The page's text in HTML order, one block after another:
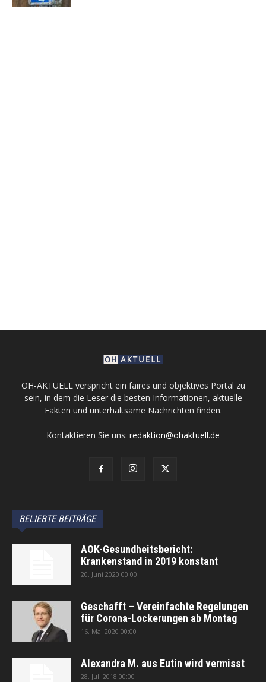
OH-AKTUELL verspricht ein faires und objektives Portal zu
sein, in dem die Leser die besten Informationen, aktuelle
Fakten und unterhaltsame Nachrichten finden.
Kontaktieren Sie uns: redaktion@ohaktuell.de
BELIEBTE BEITRÄGE
AOK-Gesundheitsbericht:
Krankenstand in 2019 konstant
20. Juni 2020 00:00
Geschafft – Vereinfachte Regelungen
für Corona-Lockerungen ab Montag
16. Mai 2020 00:00
Alexandra M. aus Eutin wird vermisst
28. Juli 2018 00:00